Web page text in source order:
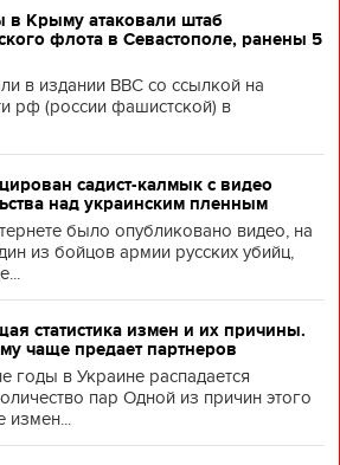
в Крыму атаковали штаб
флота в Севастополе, ранены 5
в издании BBC со ссылкой на
рф (россии фашистской) в
садист-калмык с видео
над украинским пленным
было опубликовано видео, на
из бойцов армии русских убийц,
статистика измен и их причины.
чаще предает партнеров
годы в Украине распадается
пар Одной из причин этого
измен...